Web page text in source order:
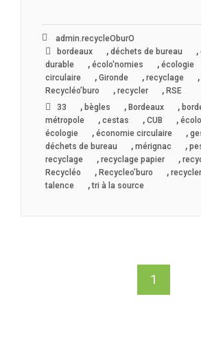
admin.recycleOburO
bordeaux
, déchets de bureau ,
durable
, écolo'nomies , écologie
circulaire
, Gironde , recyclage ,
Recycléo’buro , recycler , RSE
33
, bègles , Bordeaux ,
métropole
, cestas , CUB ,
écologie , économie circulaire ,
déchets de bureau
, mérignac ,
recyclage , recyclage papier ,
Recycléo , Recycleo’buro , recycler
talence ,tri à la source
1